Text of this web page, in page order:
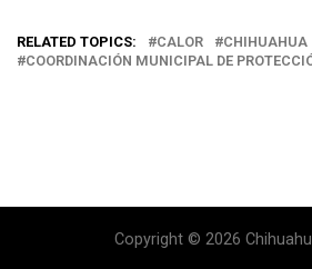
RELATED TOPICS: CALOR
CHIHUAHUA
COORDINACIÓN MUNICIPAL DE
Copyright © 2026